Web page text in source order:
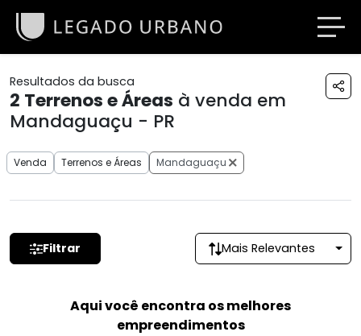
Resultados da busca
2 Terrenos e Áreas à venda em
Mandaguaçu - PR
Venda Terrenos e Áreas Mandaguaçu
Filtrar Mais Relevantes
Aqui você encontra os melhores
empreendimentos